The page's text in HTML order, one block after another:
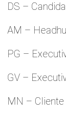
DS –
AM –
PG –
GV –
MN –